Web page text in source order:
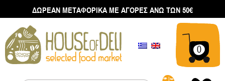
ΔΩΡΕΑΝ ΜΕΤΑΦΟΡΙΚΑ ΜΕ ΑΓΟΡΕΣ ΑΝΩ ΤΩΝ 50€
0